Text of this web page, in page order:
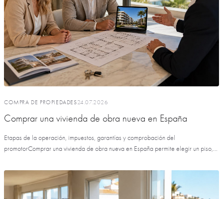
COMPRA DE PROPIEDADES24.07.2026
Comprar una vivienda de obra nueva en España
Etapas de la operación, impuestos, garantías y comprobación del
promotorComprar una vivienda de obra nueva en España permite elegir un piso,...